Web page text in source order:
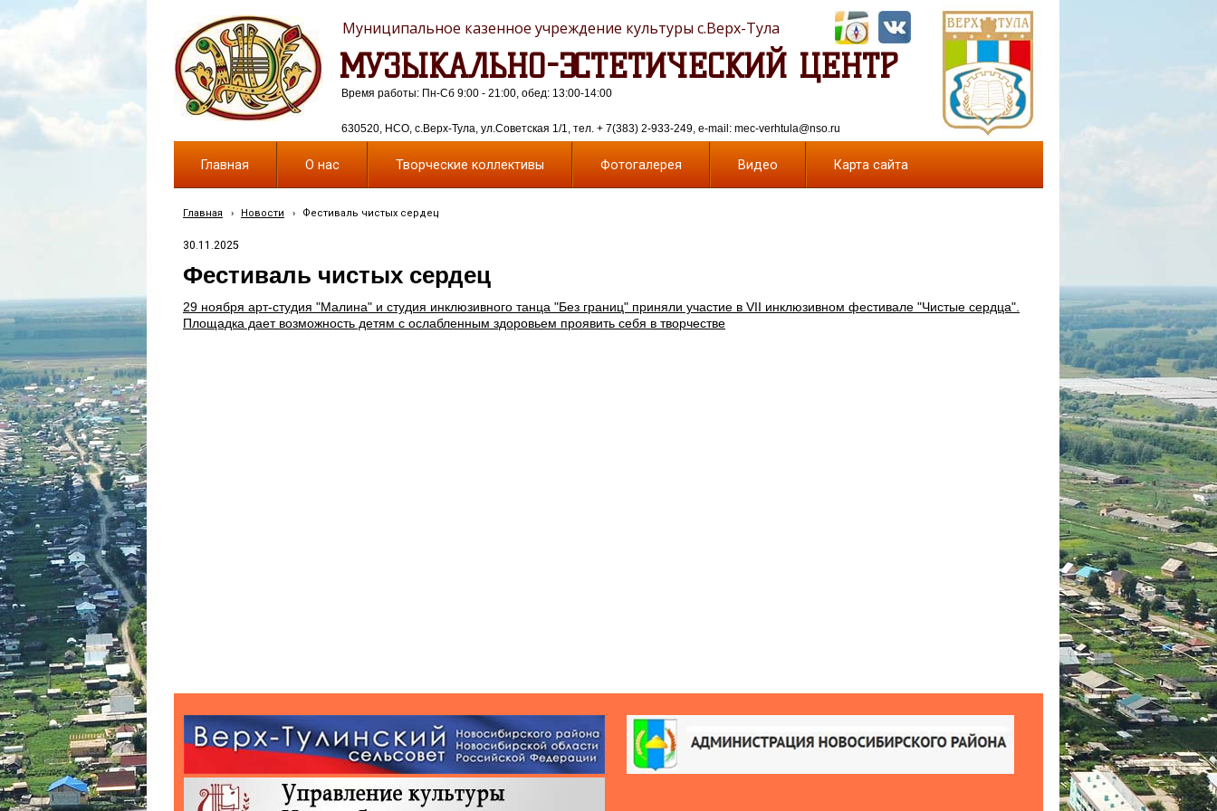
МУЗЫКАЛЬНО-ЭСТЕТИЧЕСКИЙ ЦЕНТР
Муниципальное казенное учреждение культуры с.Верх-Тула
630520, НСО, с.Верх-Тула, ул.Советская 1/1, тел. + 7(383) 2-933-249, e-mail: mec-verhtula@nso.ru
Время работы: Пн-Сб 9:00 - 21:00, обед: 13:00-14:00
Главная О нас Творческие коллективы Фотогалерея Видео Карта сайта
Главная › Новости › Фестиваль чистых сердец
30.11.2025
Фестиваль чистых сердец
29 ноября арт-студия "Малина" и студия инклюзивного танца "Без границ" приняли участие в VII инклюзивном фестивале "Чистые сердца".
Площадка дает возможность детям с ослабленным здоровьем проявить себя в творчестве